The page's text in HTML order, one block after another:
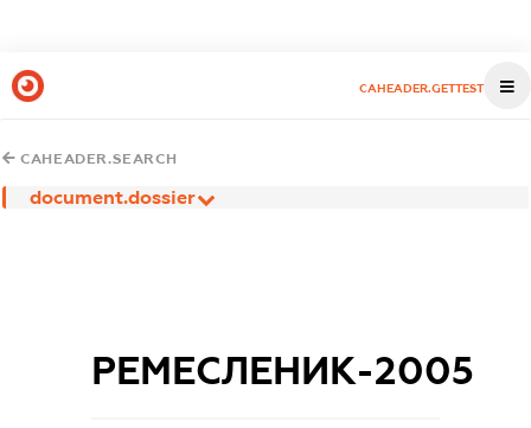
CAHEADER.GETTEST
CAHEADER.SEARCH
document.dossier
РЕМЕСЛЕНИК-2005